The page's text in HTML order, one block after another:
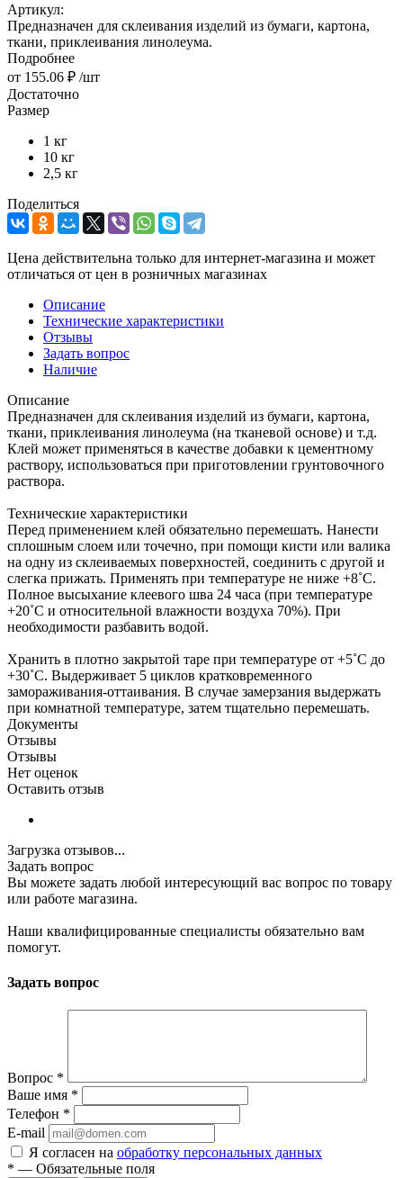
Артикул:
Предназначен для склеивания изделий из бумаги, картона,
ткани, приклеивания линолеума.
Подробнее
от 155.06 ₽ /шт
Достаточно
Размер
1 кг
10 кг
2,5 кг
Поделиться
Цена действительна только для интернет-магазина и может
отличаться от цен в розничных магазинах
Описание
Технические характеристики
Отзывы
Задать вопрос
Наличие
Описание
Предназначен для склеивания изделий из бумаги, картона,
ткани, приклеивания линолеума (на тканевой основе) и т.д.
Клей может применяться в качестве добавки к цементному
раствору, использоваться при приготовлении грунтовочного
раствора.
Технические характеристики
Перед применением клей обязательно перемешать. Нанести
сплошным слоем или точечно, при помощи кисти или валика
на одну из склеиваемых поверхностей, соединить с другой и
слегка прижать. Применять при температуре не ниже +8˚С.
Полное высыхание клеевого шва 24 часа (при температуре
+20˚С и относительной влажности воздуха 70%). При
необходимости разбавить водой.
Хранить в плотно закрытой таре при температуре от +5˚С до
+30˚С. Выдерживает 5 циклов кратковременного
замораживания-оттаивания. В случае замерзания выдержать
при комнатной температуре, затем тщательно перемешать.
Документы
Отзывы
Отзывы
Нет оценок
Оставить отзыв
Загрузка отзывов...
Задать вопрос
Вы можете задать любой интересующий вас вопрос по товару
или работе магазина.
Наши квалифицированные специалисты обязательно вам
помогут.
Задать вопрос
Вопрос *
Ваше имя *
Телефон *
E-mail
Я согласен на обработку персональных данных
* — Обязательные поля